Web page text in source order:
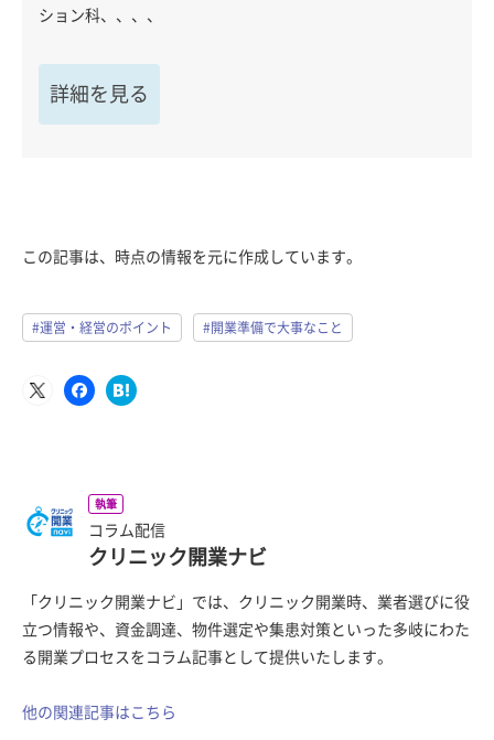
ション科、、、、
詳細を見る
この記事は、時点の情報を元に作成しています。
#運営・経営のポイント #開業準備で大事なこと
執筆
コラム配信
クリニック開業ナビ
「クリニック開業ナビ」では、クリニック開業時、業者選びに役
立つ情報や、資金調達、物件選定や集患対策といった多岐にわた
る開業プロセスをコラム記事として提供いたします。
他の関連記事はこちら